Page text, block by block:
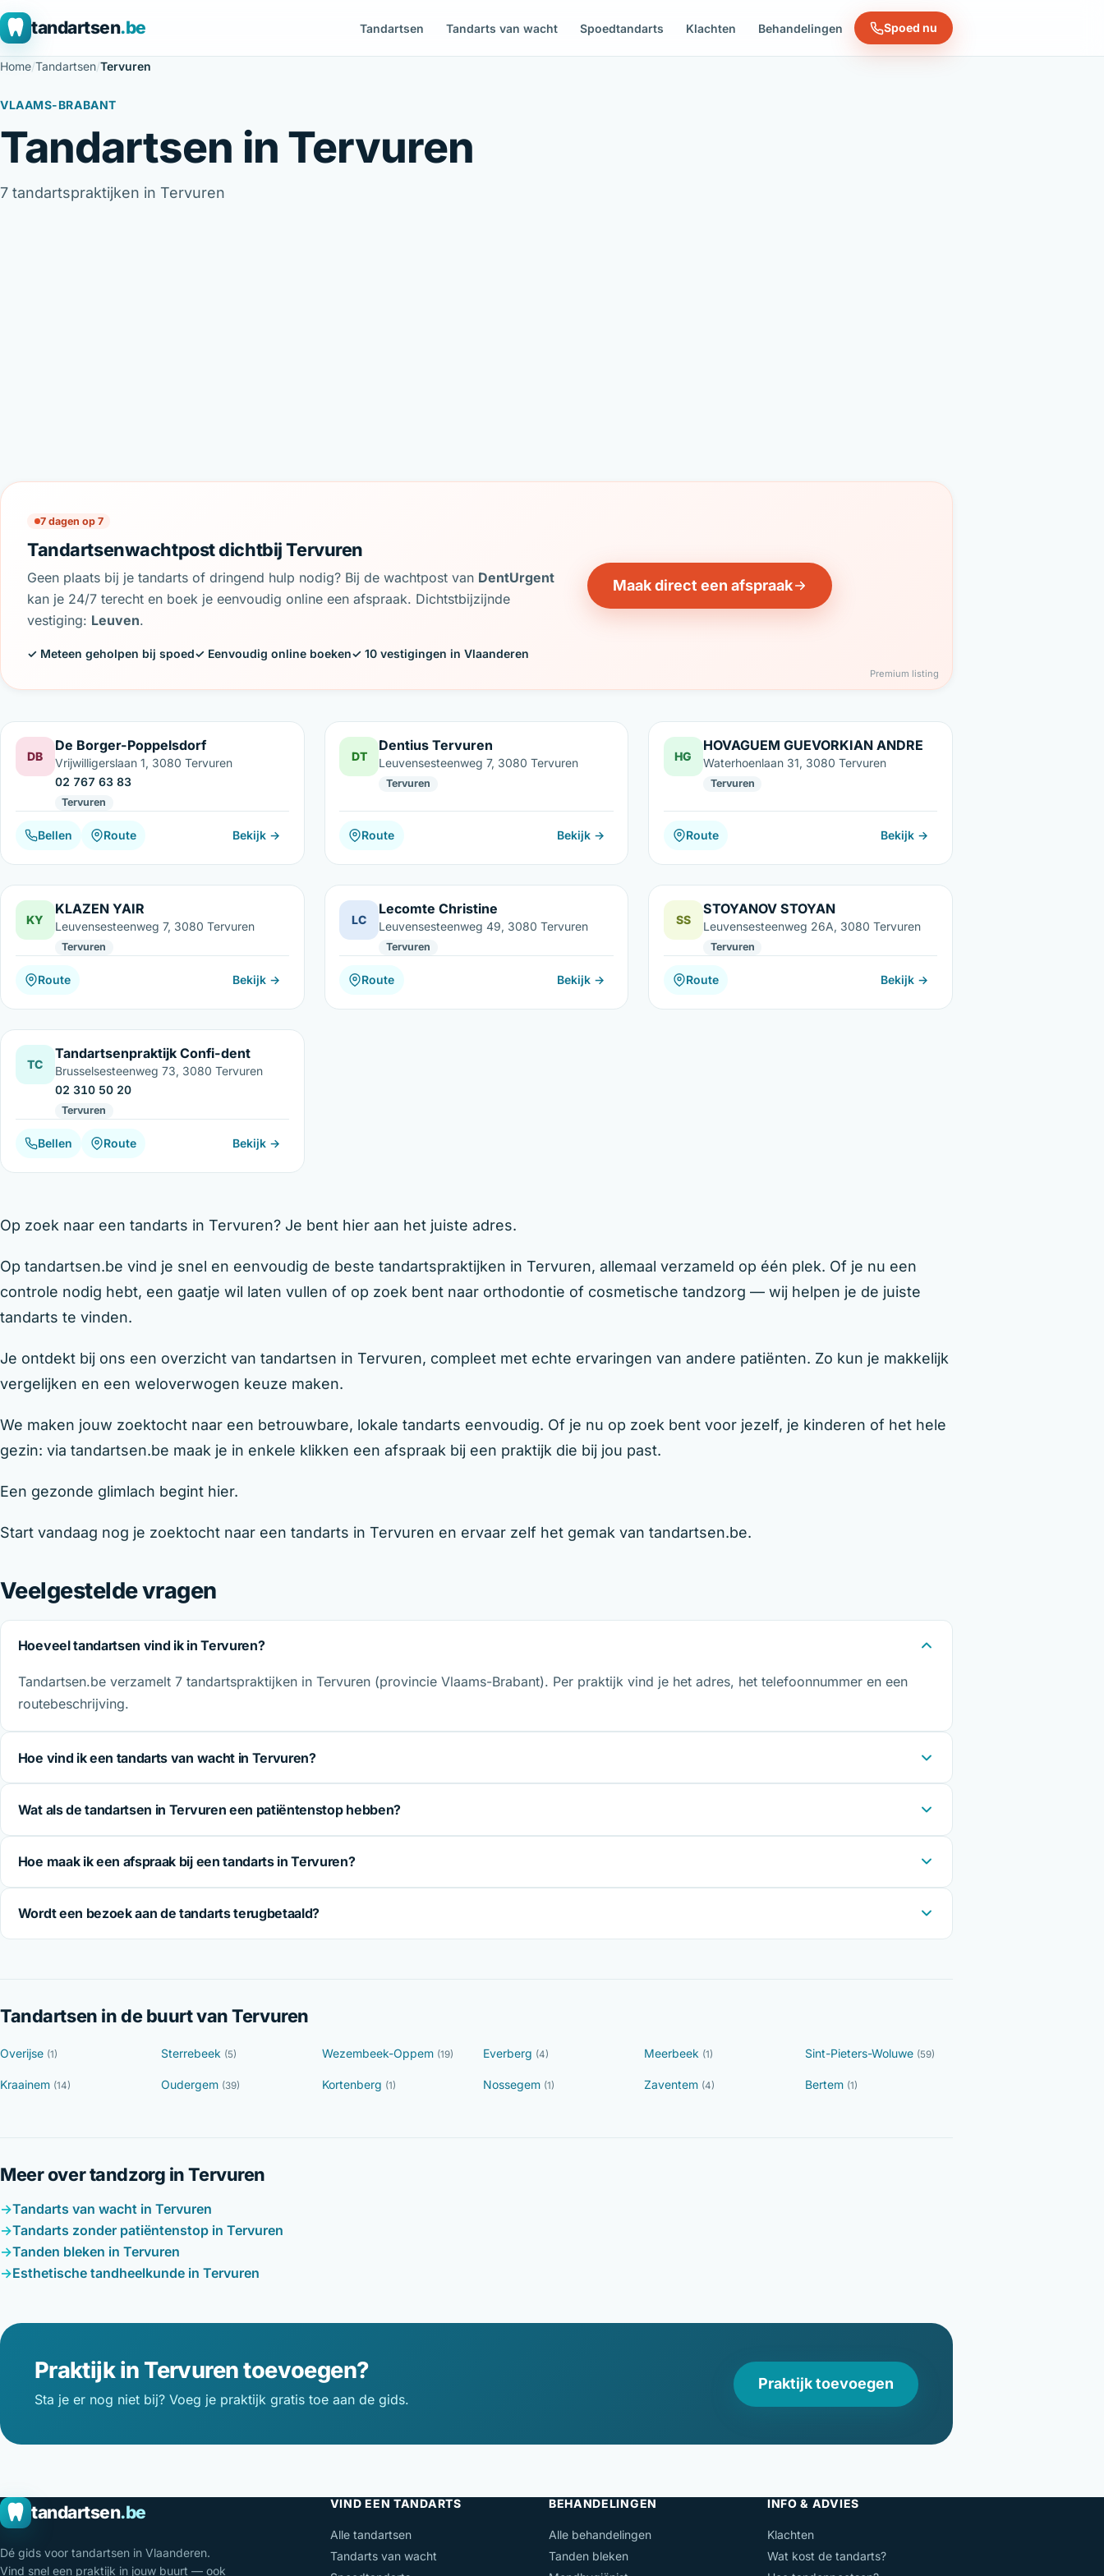
tandartsen.be Tandartsen Tandarts van wacht Spoedtandarts Klachten Behandelingen Spoed nu
Home/Tandartsen/Tervuren
VLAAMS-BRABANT
Tandartsen in Tervuren
7 tandartspraktijken in Tervuren
7 dagen op 7
Tandartsenwachtpost dichtbij Tervuren
Geen plaats bij je tandarts of dringend hulp nodig? Bij de wachtpost van DentUrgent
kan je 24/7 terecht en boek je eenvoudig online een afspraak. Dichtstbijzijnde
vestiging: Leuven.
✓ Meteen geholpen bij spoed✓ Eenvoudig online boeken✓ 10 vestigingen in Vlaanderen
Maak direct een afspraak
Premium listing
DB
De Borger-Poppelsdorf
Vrijwilligerslaan 1, 3080 Tervuren
02 767 63 83
Tervuren
Bellen Route Bekijk →
DT
Dentius Tervuren
Leuvensesteenweg 7, 3080 Tervuren
Tervuren
Route Bekijk →
HG
HOVAGUEM GUEVORKIAN ANDRE
Waterhoenlaan 31, 3080 Tervuren
Tervuren
Route Bekijk →
KY
KLAZEN YAIR
Leuvensesteenweg 7, 3080 Tervuren
Tervuren
Route Bekijk →
LC
Lecomte Christine
Leuvensesteenweg 49, 3080 Tervuren
Tervuren
Route Bekijk →
SS
STOYANOV STOYAN
Leuvensesteenweg 26A, 3080 Tervuren
Tervuren
Route Bekijk →
TC
Tandartsenpraktijk Confi-dent
Brusselsesteenweg 73, 3080 Tervuren
02 310 50 20
Tervuren
Bellen Route Bekijk →
Op zoek naar een tandarts in Tervuren? Je bent hier aan het juiste adres.
Op tandartsen.be vind je snel en eenvoudig de beste tandartspraktijken in Tervuren, allemaal verzameld op één plek. Of je nu een
controle nodig hebt, een gaatje wil laten vullen of op zoek bent naar orthodontie of cosmetische tandzorg — wij helpen je de juiste
tandarts te vinden.
Je ontdekt bij ons een overzicht van tandartsen in Tervuren, compleet met echte ervaringen van andere patiënten. Zo kun je makkelijk
vergelijken en een weloverwogen keuze maken.
We maken jouw zoektocht naar een betrouwbare, lokale tandarts eenvoudig. Of je nu op zoek bent voor jezelf, je kinderen of het hele
gezin: via tandartsen.be maak je in enkele klikken een afspraak bij een praktijk die bij jou past.
Een gezonde glimlach begint hier.
Start vandaag nog je zoektocht naar een tandarts in Tervuren en ervaar zelf het gemak van tandartsen.be.
Veelgestelde vragen
Hoeveel tandartsen vind ik in Tervuren?
Tandartsen.be verzamelt 7 tandartspraktijken in Tervuren (provincie Vlaams-Brabant). Per praktijk vind je het adres, het telefoonnummer en een
routebeschrijving.
Hoe vind ik een tandarts van wacht in Tervuren?
Wat als de tandartsen in Tervuren een patiëntenstop hebben?
Hoe maak ik een afspraak bij een tandarts in Tervuren?
Wordt een bezoek aan de tandarts terugbetaald?
Tandartsen in de buurt van Tervuren
Overijse (1) Sterrebeek (5) Wezembeek-Oppem (19) Everberg (4) Meerbeek (1) Sint-Pieters-Woluwe (59)
Kraainem (14) Oudergem (39) Kortenberg (1) Nossegem (1) Zaventem (4) Bertem (1)
Meer over tandzorg in Tervuren
Tandarts van wacht in Tervuren
Tandarts zonder patiëntenstop in Tervuren
Tanden bleken in Tervuren
Esthetische tandheelkunde in Tervuren
Praktijk in Tervuren toevoegen?
Sta je er nog niet bij? Voeg je praktijk gratis toe aan de gids.
Praktijk toevoegen
tandartsen.be
Dé gids voor tandartsen in Vlaanderen.
Vind snel een praktijk in jouw buurt — ook
VIND EEN TANDARTS
Alle tandartsen
Tandarts van wacht
BEHANDELINGEN
Alle behandelingen
Tanden bleken
INFO & ADVIES
Klachten
Wat kost de tandarts?